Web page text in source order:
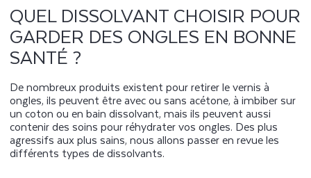
QUEL DISSOLVANT CHOISIR POUR
GARDER DES ONGLES EN BONNE
SANTÉ ?
De nombreux produits existent pour retirer le vernis à
ongles, ils peuvent être avec ou sans acétone, à imbiber sur
un coton ou en bain dissolvant, mais ils peuvent aussi
contenir des soins pour réhydrater vos ongles. Des plus
agressifs aux plus sains, nous allons passer en revue les
différents types de dissolvants.